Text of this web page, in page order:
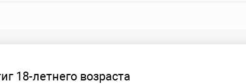
18-летнего возраста